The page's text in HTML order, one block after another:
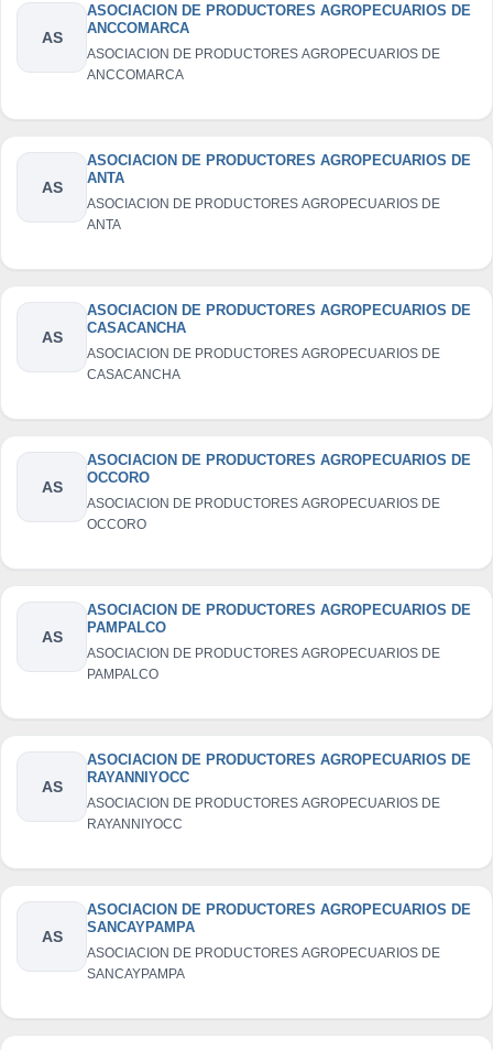
AS
ASOCIACION DE PRODUCTORES AGROPECUARIOS DE
ANCCOMARCA
ASOCIACION DE PRODUCTORES AGROPECUARIOS DE
ANCCOMARCA
AS
ASOCIACION DE PRODUCTORES AGROPECUARIOS DE
ANTA
ASOCIACION DE PRODUCTORES AGROPECUARIOS DE
ANTA
AS
ASOCIACION DE PRODUCTORES AGROPECUARIOS DE
CASACANCHA
ASOCIACION DE PRODUCTORES AGROPECUARIOS DE
CASACANCHA
AS
ASOCIACION DE PRODUCTORES AGROPECUARIOS DE
OCCORO
ASOCIACION DE PRODUCTORES AGROPECUARIOS DE
OCCORO
AS
ASOCIACION DE PRODUCTORES AGROPECUARIOS DE
PAMPALCO
ASOCIACION DE PRODUCTORES AGROPECUARIOS DE
PAMPALCO
AS
ASOCIACION DE PRODUCTORES AGROPECUARIOS DE
RAYANNIYOCC
ASOCIACION DE PRODUCTORES AGROPECUARIOS DE
RAYANNIYOCC
AS
ASOCIACION DE PRODUCTORES AGROPECUARIOS DE
SANCAYPAMPA
ASOCIACION DE PRODUCTORES AGROPECUARIOS DE
SANCAYPAMPA